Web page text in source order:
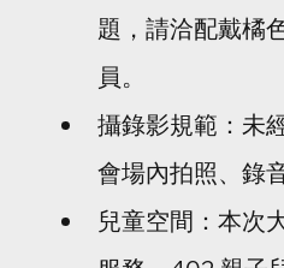
題，請洽配戴橘
員。
攝錄影規範：未
會場內拍照、錄
兒童空間：本次